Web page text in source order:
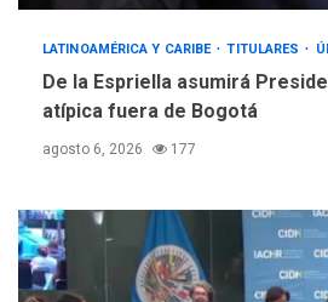
LATINOAMÉRICA Y CARIBE TITULARES
De la Espriella asumirá
atípica fuera de Bogotá
agosto 6, 2026 177